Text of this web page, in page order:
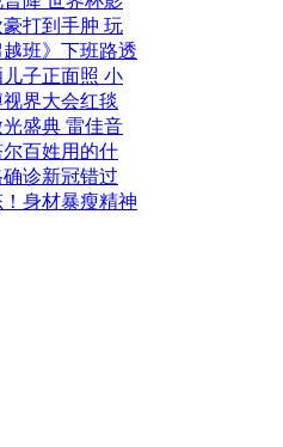
打到手肿 玩
班》下班路透
子正面照 小
界大会红毯
盛典 雷佳音
百姓用的什
诊新冠错过
身材暴瘦精神